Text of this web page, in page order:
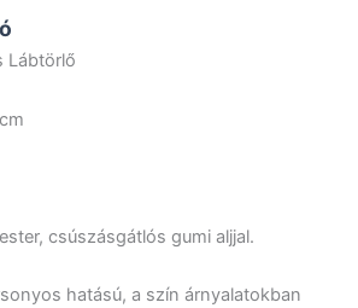
Lábtörlő
csúszásgátlós gumi aljjal.
hatású, a szín árnyalatokban